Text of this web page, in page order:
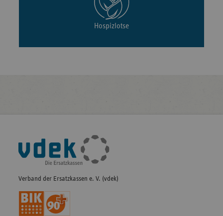
Hospizlotse
Fußleisten-
Navigation
Verband der Ersatzkassen e. V. (vdek)